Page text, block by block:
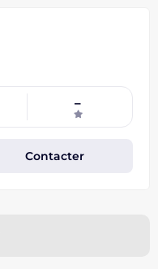
–
Contacter